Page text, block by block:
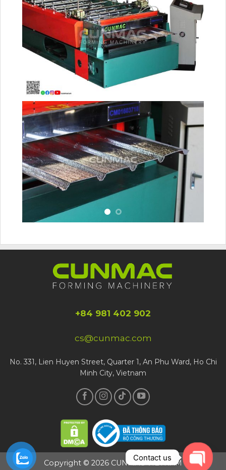
+84 981 402 902
cs@cunmac.com
No. 331, Lien Huyen Street, Quarter 1, An Phu Ward, Ho Chi
Minh City, Vietnam
Copyright © 2026 CUNMAC VIETNAM
Contact us